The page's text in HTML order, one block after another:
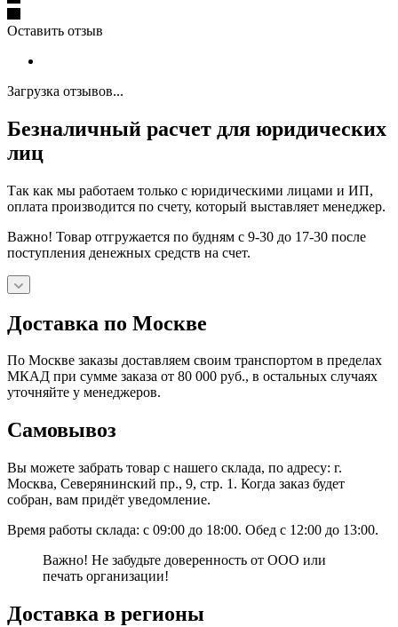
Оставить отзыв
Загрузка отзывов...
Безналичный расчет для юридических
лиц
Так как мы работаем только с юридическими лицами и ИП,
оплата производится по счету, который выставляет менеджер.
Важно! Товар отгружается по будням с 9-30 до 17-30 после
поступления денежных средств на счет.
Доставка по Москве
По Москве заказы доставляем своим транспортом в пределах
МКАД при сумме заказа от 80 000 руб., в остальных случаях
уточняйте у менеджеров.
Самовывоз
Вы можете забрать товар с нашего склада, по адресу: г.
Москва, Северянинский пр., 9, стр. 1. Когда заказ будет
собран, вам придёт уведомление.
Время работы склада: с 09:00 до 18:00. Обед с 12:00 до 13:00.
Важно! Не забудьте доверенность от ООО или
печать организации!
Доставка в регионы